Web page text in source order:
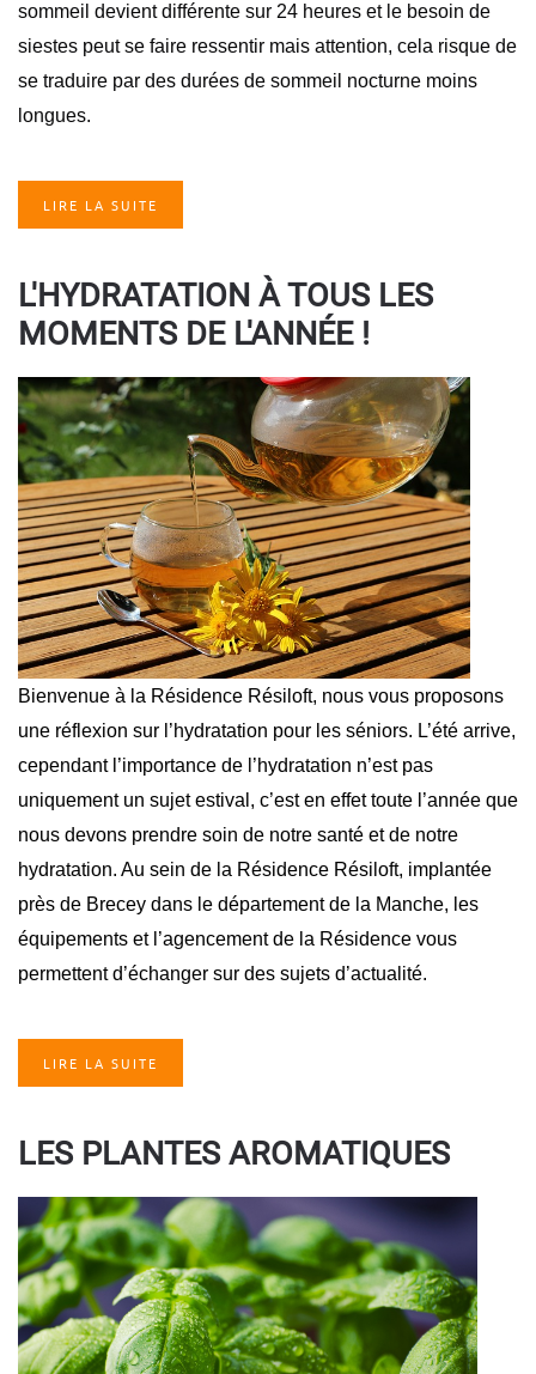
sommeil devient différente sur 24 heures et le besoin de
siestes peut se faire ressentir mais attention, cela risque de
se traduire par des durées de sommeil nocturne moins
longues.
LIRE LA SUITE
L'HYDRATATION À TOUS LES
MOMENTS DE L'ANNÉE !
Bienvenue à la Résidence Résiloft, nous vous proposons
une réflexion sur l’hydratation pour les séniors. L’été arrive,
cependant l’importance de l’hydratation n’est pas
uniquement un sujet estival, c’est en effet toute l’année que
nous devons prendre soin de notre santé et de notre
hydratation. Au sein de la Résidence Résiloft, implantée
près de Brecey dans le département de la Manche, les
équipements et l’agencement de la Résidence vous
permettent d’échanger sur des sujets d’actualité.
LIRE LA SUITE
LES PLANTES AROMATIQUES